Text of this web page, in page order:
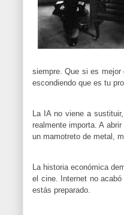
siempre. Que si es mejor
escondiendo que es tu
La IA no viene a
realmente importa. A
un mamotreto de metal,
La historia económica
el cine. Internet no
estás preparado.